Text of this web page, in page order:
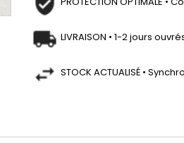
LIVRAISON • 1-2 jours
STOCK ACTUALISÉ •